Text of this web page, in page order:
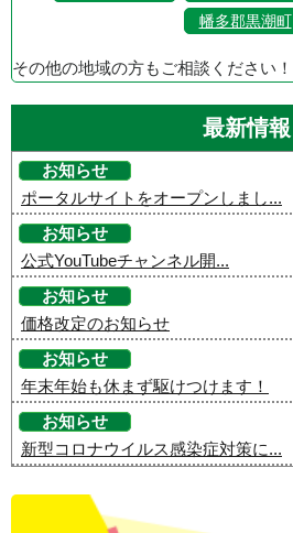
幡多郡黒潮町
その他の地域の方もご相談ください！
最新情報
お知らせ
ポータルサイトをオープンしまし...
お知らせ
公式YouTubeチャンネル開...
お知らせ
価格改定のお知らせ
お知らせ
年末年始も休まず駆けつけます！
お知らせ
新型コロナウイルス感染症対策に...